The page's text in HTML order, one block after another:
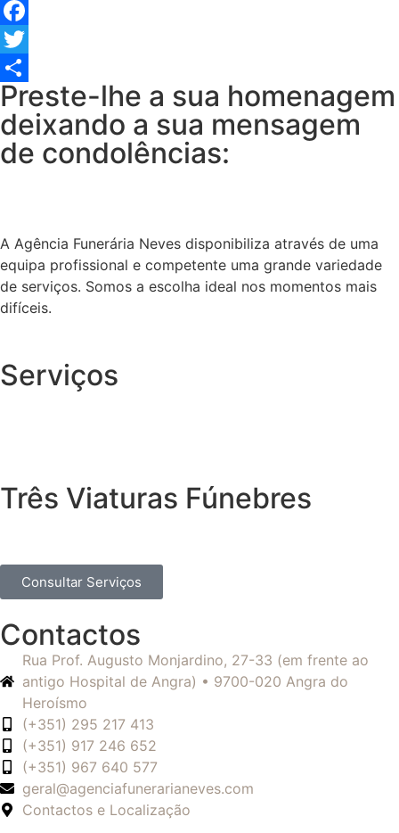
Facebook
Twitter
Share
Preste-lhe a sua homenagem
deixando a sua mensagem
de condolências:
A Agência Funerária Neves disponibiliza através de uma
equipa profissional e competente uma grande variedade
de serviços. Somos a escolha ideal nos momentos mais
difíceis.
Serviços
Três Viaturas Fúnebres
Consultar Serviços
Contactos
Rua Prof. Augusto Monjardino, 27-33 (em frente ao
antigo Hospital de Angra) • 9700-020 Angra do
Heroísmo
(+351) 295 217 413
(+351) 917 246 652
(+351) 967 640 577
geral@agenciafunerarianeves.com
Contactos e Localização